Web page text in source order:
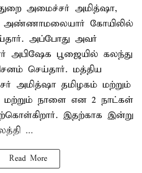
அமைச்சர் அமித்ஷா,
அண்ணாமலையார் கோயிலில்
அப்போது அவர்
அபிஷேக பூஜையில் கலந்து
செய்தார். மத்திய
அமித்ஷா தமிழகம் மற்றும்
மற்றும் நாளை என 2 நாட்கள்
இதற்காக இன்று
...
Read More